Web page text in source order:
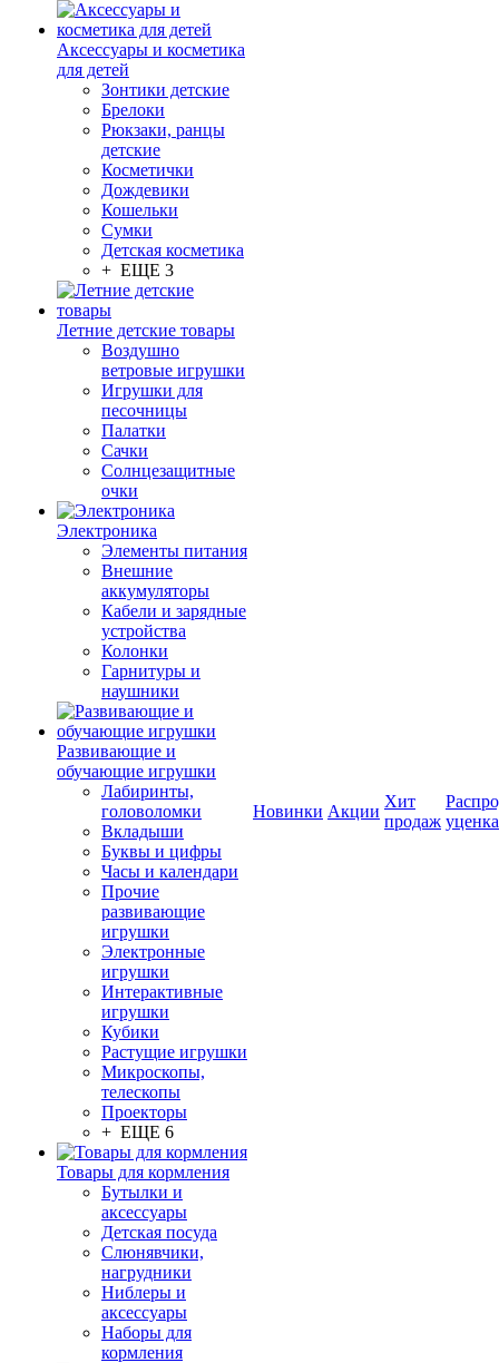
Аксессуары и косметика
для детей
Зонтики детские
Брелоки
Рюкзаки, ранцы
детские
Косметички
Дождевики
Кошельки
Сумки
Детская косметика
+ ЕЩЕ 3
Летние детские товары
Воздушно
ветровые игрушки
Игрушки для
песочницы
Палатки
Сачки
Солнцезащитные
очки
Электроника
Элементы питания
Внешние
аккумуляторы
Кабели и зарядные
устройства
Колонки
Гарнитуры и
наушники
Развивающие и
обучающие игрушки
Лабиринты,
головоломки
Вкладыши
Буквы и цифры
Часы и календари
Прочие
развивающие
игрушки
Электронные
игрушки
Интерактивные
игрушки
Кубики
Растущие игрушки
Микроскопы,
телескопы
Проекторы
+ ЕЩЕ 6
Товары для кормления
Бутылки и
аксессуары
Детская посуда
Слюнявчики,
нагрудники
Ниблеры и
аксессуары
Наборы для
кормления
Новинки Акции
Хит
продаж уценка